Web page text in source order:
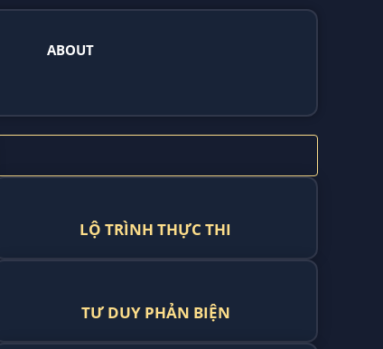
ABOUT
LỘ TRÌNH THỰC THI
TƯ DUY PHẢN BIỆN